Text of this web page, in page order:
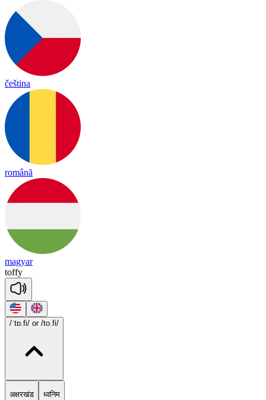
čeština
română
magyar
toffy
/ˈtɒ.fi/ or /to.fi/
अक्षरखंड ध्वनिम